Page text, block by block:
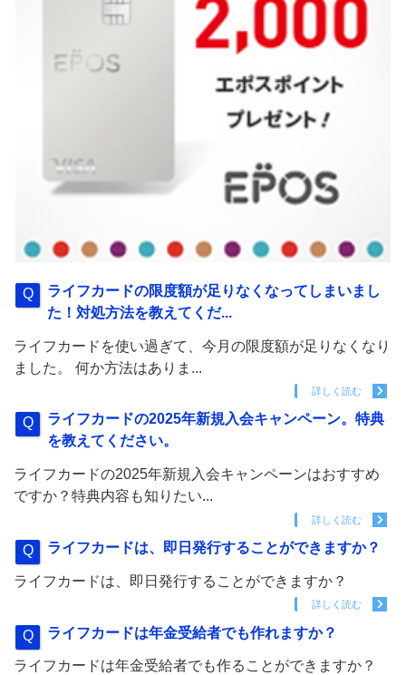
ライフカードの限度額が足りなくなってしまいまし
た！対処方法を教えてくだ...
ライフカードを使い過ぎて、今月の限度額が足りなくなり
ました。 何か方法はありま...
詳しく読む
ライフカードの2025年新規入会キャンペーン。特典
を教えてください。
ライフカードの2025年新規入会キャンペーンはおすすめ
ですか？特典内容も知りたい...
詳しく読む
ライフカードは、即日発行することができますか？
ライフカードは、即日発行することができますか？
詳しく読む
ライフカードは年金受給者でも作れますか？
ライフカードは年金受給者でも作ることができますか？